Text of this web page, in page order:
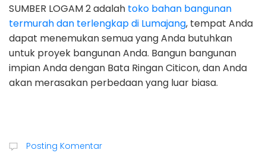
SUMBER LOGAM 2 adalah toko bahan bangunan
termurah dan terlengkap di Lumajang, tempat Anda
dapat menemukan semua yang Anda butuhkan
untuk proyek bangunan Anda. Bangun bangunan
impian Anda dengan Bata Ringan Citicon, dan Anda
akan merasakan perbedaan yang luar biasa.
Posting Komentar